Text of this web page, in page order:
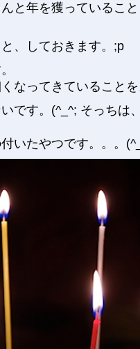
と年を獲っているこ
、しておきます。;p
なってきていること
です。(^_^; そっちは
いたやつです。。。